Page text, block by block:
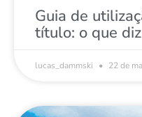
Guia de
título: o que
lucas_dammski 22 de